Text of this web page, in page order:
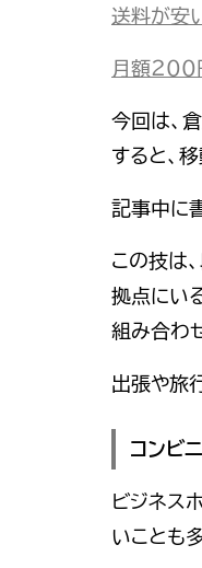
送料が安
月額２０
今回は、
すると、
記事中に
この技は
拠点にい
組み合わ
出張や旅
コンビ
ビジネス
いことも